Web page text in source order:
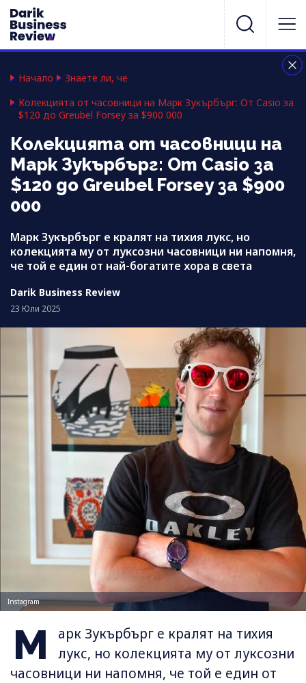
Начало
Знаете ли, че
Колекцията от часовници на Марк Зукърбърг: От Casio за
$120 до Greubel Forsey за $900 000
Колекцията от часовници на
Марк Зукърбърг: От Casio за
$120 до Greubel Forsey за $900
000
Марк Зукърбърг е кралят на тихия лукс, но
колекцията му от луксозни часовници ни напомня,
че той е един от най-богатите хора в света
Darik Business Review
23 Юли 2025
Instagram
М
арк Зукърбърг е кралят на тихия
лукс, но колекцията му от луксозни
часовници ни напомня, че той е един от